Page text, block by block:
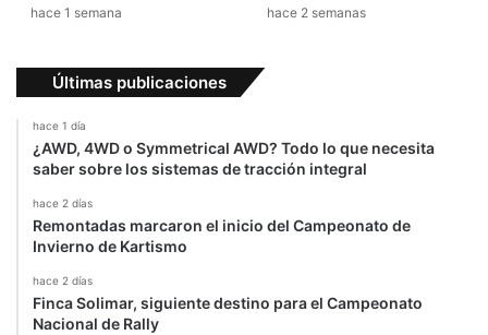
hace 1 semana hace 2 semanas
Últimas publicaciones
hace 1 día
¿AWD, 4WD o Symmetrical AWD? Todo lo que necesita
saber sobre los sistemas de tracción integral
hace 2 días
Remontadas marcaron el inicio del Campeonato de
Invierno de Kartismo
hace 2 días
Finca Solimar, siguiente destino para el Campeonato
Nacional de Rally